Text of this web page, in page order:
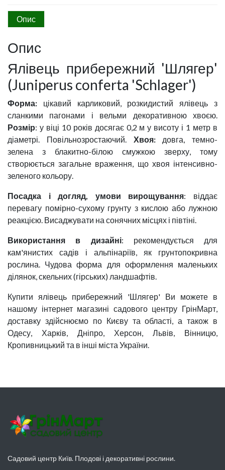
Опис
Опис
Ялівець прибережний 'Шлягер'
(Juniperus conferta 'Schlager')
Форма: цікавий карликовий, розкидистий ялівець з
сланкими пагонами і вельми декоративною хвоєю.
Розмір: у віці 10 років досягає 0,2 м у висоту і 1 метр в
діаметрі. Повільнозростаючий. Хвоя: довга, темно-
зелена з блакитно-білою смужкою зверху, тому
створюється загальне враження, що хвоя інтенсивно-
зеленого кольору.
Посадка і догляд, умови вирощування: віддає
перевагу помірно-сухому грунту з кислою або лужною
реакцією. Висаджувати на сонячних місцях і півтіні.
Використання в дизайні: рекомендується для
кам'янистих садів і альпінаріїв, як грунтопокривна
рослина. Чудова форма для оформлення маленьких
ділянок, скельних (гірських) ландшафтів.
Купити ялівець прибережний 'Шлягер' Ви можете в
нашому інтернет магазині садового центру ГрінМарт,
доставку здійснюємо по Києву та області, а також в
Одесу, Харків, Дніпро, Херсон, Львів, Вінницю,
Кропивницький та в інші міста України.
Садовий центр Київ. Плодові і декоративні рослини.